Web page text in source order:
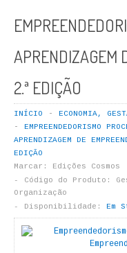
LIVROS DE
INFANTO -
ANTROPOLOGIA E
COLEÇÃO RAÍZES
ARQUITECTURA
APRENDIZAGEM
2.ª EDIÇÃO
INÍCIO
ECONOMIA,
EMPREENDEDORISMO
APRENDIZAGEM DE
EDIÇÃO
Marcar:
Edições Cosmos
Código do Produto:
Organização
Disponibilidade:
Em